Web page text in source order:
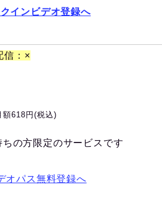
インビデオ登録へ
信：×
額618円(税込)
の方限定のサービスです
オパス無料登録へ